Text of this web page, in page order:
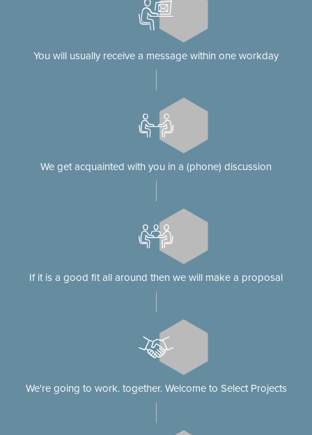
You will usually receive a message within one workday
We get acquainted with you in a (phone) discussion
If it is a good fit all around then we will make a proposal
We're going to work. together. Welcome to Select Projects